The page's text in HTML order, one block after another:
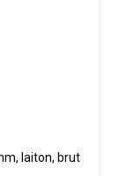
laiton, brut